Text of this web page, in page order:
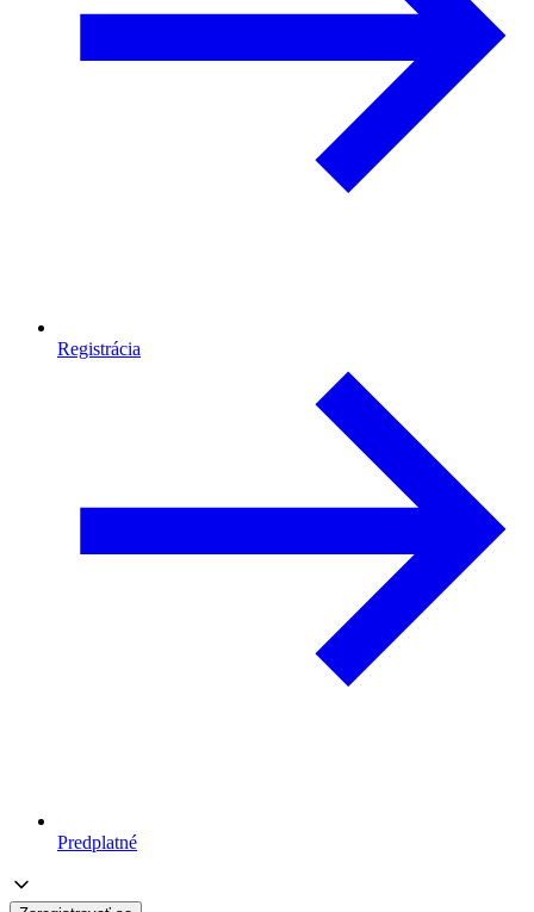
Registrácia
Predplatné